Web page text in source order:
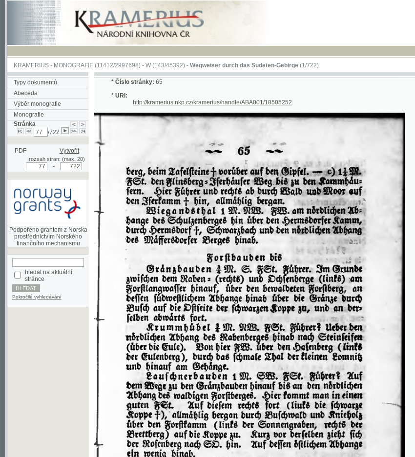
RSS -
KRAMERIUS-MONOGRAFIE(11412/2997698) -W (143/45392)-Wegweiser durch das Sudeten-Gebirge(1/722)
Typy dokumentů
Abeceda
Výběr monografie
Monografie
Stránka
/722
PDF Vytvořit
rozsah stran: (max. 20)
Podpořeno grantem z Norska
prostřednictvím Norského
hledat na aktuální
stránce
Pokročilé vyhledávání
http://kramerius.nkp.cz/kramerius/handle/ABA001/18505252